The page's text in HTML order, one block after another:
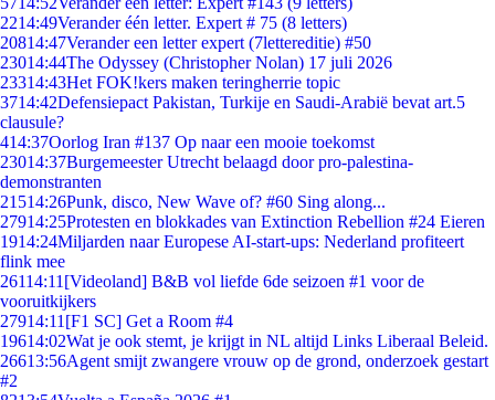
2214:49Verander één letter. Expert # 75 (8 letters)
20814:47Verander een letter expert (7lettereditie) #50
23014:44The Odyssey (Christopher Nolan) 17 juli 2026
23314:43Het FOK!kers maken teringherrie topic
3714:42Defensiepact Pakistan, Turkije en Saudi-Arabië bevat art.5
clausule?
414:37Oorlog Iran #137 Op naar een mooie toekomst
23014:37Burgemeester Utrecht belaagd door pro-palestina-
demonstranten
21514:26Punk, disco, New Wave of? #60 Sing along...
27914:25Protesten en blokkades van Extinction Rebellion #24 Eieren
1914:24Miljarden naar Europese AI-start-ups: Nederland profiteert
flink mee
26114:11 [Videoland] B&B vol liefde 6de seizoen #1 voor de
vooruitkijkers
27914:11 [F1 SC] Get a Room #4
19614:02Wat je ook stemt, je krijgt in NL altijd Links Liberaal Beleid.
26613:56Agent smijt zwangere vrouw op de grond, onderzoek gestart
#2